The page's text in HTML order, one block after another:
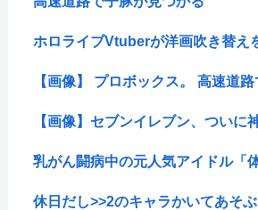
ホロライブVtuberが洋画吹き替え
【画像】 プロボックス。 高速道
【画像】セブンイレブン、ついに
乳がん闘病中の元人気アイドル「
休日だし>>2のキャラかいてあそぶ